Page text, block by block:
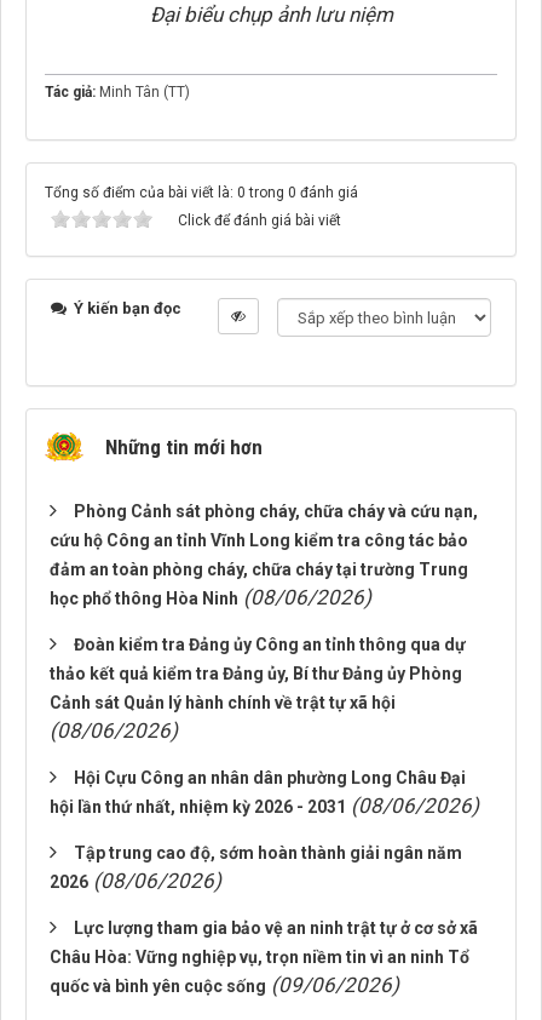
Đại biểu chụp ảnh lưu niệm
Tác giả: Minh Tân (TT)
Tổng số điểm của bài viết là: 0 trong 0 đánh giá
Click để đánh giá bài viết
Ý kiến bạn đọc
Những tin mới hơn
Phòng Cảnh sát phòng cháy, chữa cháy và cứu nạn,
cứu hộ Công an tỉnh Vĩnh Long kiểm tra công tác bảo
đảm an toàn phòng cháy, chữa cháy tại trường Trung
học phổ thông Hòa Ninh (08/06/2026)
Đoàn kiểm tra Đảng ủy Công an tỉnh thông qua dự
thảo kết quả kiểm tra Đảng ủy, Bí thư Đảng ủy Phòng
Cảnh sát Quản lý hành chính về trật tự xã hội
(08/06/2026)
Hội Cựu Công an nhân dân phường Long Châu Đại
hội lần thứ nhất, nhiệm kỳ 2026 - 2031 (08/06/2026)
Tập trung cao độ, sớm hoàn thành giải ngân năm
2026 (08/06/2026)
Lực lượng tham gia bảo vệ an ninh trật tự ở cơ sở xã
Châu Hòa: Vững nghiệp vụ, trọn niềm tin vì an ninh Tổ
quốc và bình yên cuộc sống (09/06/2026)